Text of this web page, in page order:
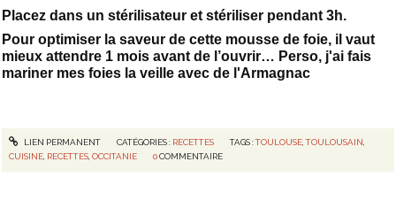
Placez dans un stérilisateur et stériliser pendant 3h.
Pour optimiser la saveur de cette mousse de foie, il vaut
mieux attendre 1 mois avant de l’ouvrir… Perso, j'ai fais
mariner mes foies la veille avec de l'Armagnac
LIEN PERMANENT CATÉGORIES : RECETTES TAGS :TOULOUSE,TOULOUSAIN,
CUISINE, RECETTES,OCCITANIE 0 COMMENTAIRE